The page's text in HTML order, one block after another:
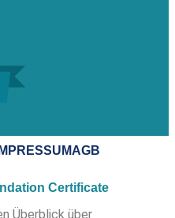
AGB
Certificate
Überblick über